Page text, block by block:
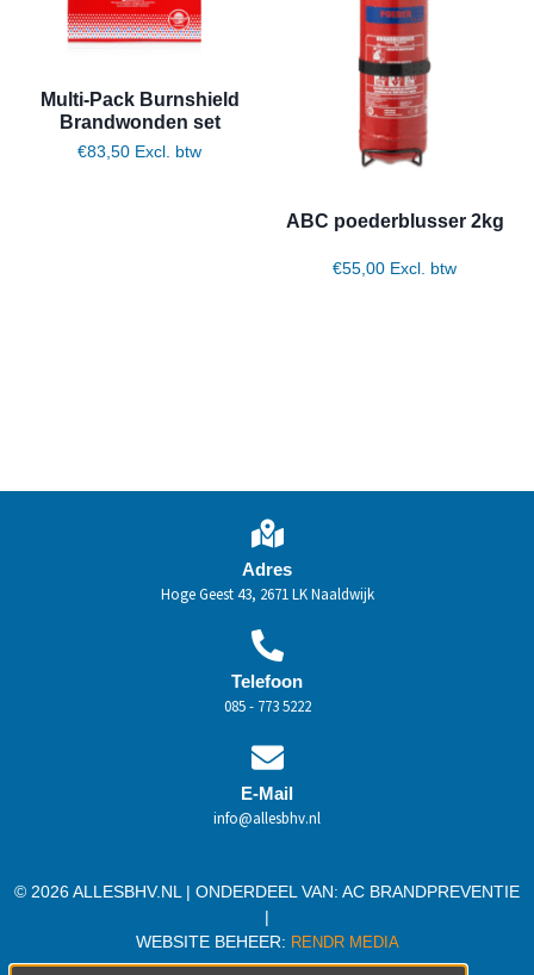
Multi-Pack Burnshield
Brandwonden set
€83,50 Excl. btw
ABC poederblusser 2kg
€55,00 Excl. btw
Adres
Hoge Geest 43, 2671 LK Naaldwijk
Telefoon
085 - 773 5222
E-Mail
info@allesbhv.nl
© 2026 ALLESBHV.NL | ONDERDEEL VAN: AC BRANDPREVENTIE
|
WEBSITE BEHEER: RENDR MEDIA